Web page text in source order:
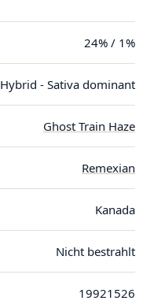
24% / 1%
Hybrid - Sativa dominant
Ghost Train Haze
Remexian
Kanada
Nicht bestrahlt
19921526